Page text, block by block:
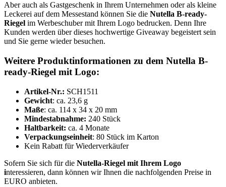
Aber auch als Gastgeschenk in Ihrem Unternehmen oder als kleine
Leckerei auf dem Messestand können Sie die Nutella B-ready-
Riegel im Werbeschuber mit Ihrem Logo bedrucken. Denn Ihre
Kunden werden über dieses hochwertige Giveaway begeistert sein
und Sie gerne wieder besuchen.
Weitere Produktinformationen zu dem Nutella B-
ready-Riegel mit Logo:
Artikel-Nr.: SCH1511
Gewicht: ca. 23,6 g
Maße: ca. 114 x 34 x 20 mm
Mindestabnahme: 240 Stück
Haltbarkeit: ca. 4 Monate
Verpackungseinheit: 80 Stück im Karton
Kein Rabatt für Wiederverkäufer
Sofern Sie sich für die Nutella-Riegel mit Ihrem Logo
interessieren, dann können wir Ihnen die nachfolgenden Preise in
EURO anbieten.